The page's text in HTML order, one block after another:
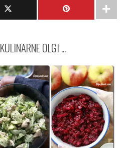
OLGI ...